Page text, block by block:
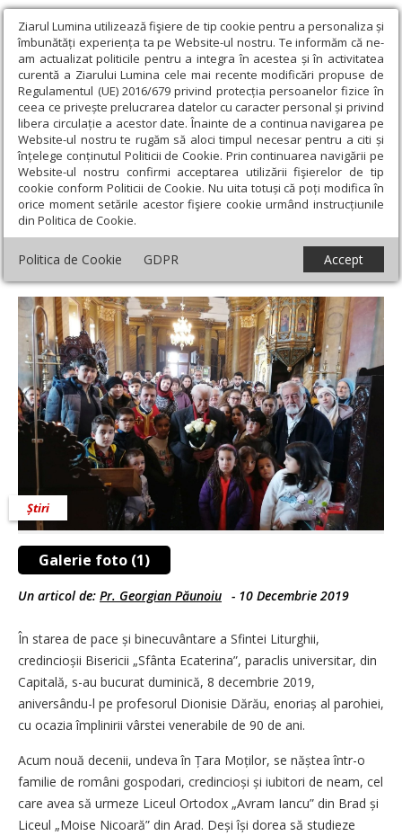
Ziarul Lumina utilizează fişiere de tip cookie pentru a personaliza și
îmbunătăți experiența ta pe Website-ul nostru. Te informăm că ne-
am actualizat politicile pentru a integra în acestea și în activitatea
curentă a Ziarului Lumina cele mai recente modificări propuse de
Regulamentul (UE) 2016/679 privind protecția persoanelor fizice în
ceea ce privește prelucrarea datelor cu caracter personal și privind
libera circulație a acestor date. Înainte de a continua navigarea pe
Website-ul nostru te rugăm să aloci timpul necesar pentru a citi și
înțelege conținutul Politicii de Cookie. Prin continuarea navigării pe
Website-ul nostru confirmi acceptarea utilizării fişierelor de tip
cookie conform Politicii de Cookie. Nu uita totuși că poți modifica în
orice moment setările acestor fişiere cookie urmând instrucțiunile
din Politica de Cookie.
Politica de Cookie GDPR Accept
Ziarul Lumina › Actualitate religioasă › Știri › Aniversarea
deținutului politic Dionisie Dărău la Biserica „Sfânta Ecaterina” din
București
Aniversarea deținutului politic Dionisie
Dărău la Biserica „Sfânta Ecaterina” din
București
Galerie foto (1)
Știri
Un articol de: Pr. Georgian Păunoiu - 10 Decembrie 2019
În starea de pace și binecuvântare a Sfintei Liturghii,
credincioșii Bisericii „Sfânta Ecaterina”, paraclis universitar, din
Capitală, s-au bucurat duminică, 8 decembrie 2019,
aniversându-l pe profesorul Dionisie Dărău, enoriaș al parohiei,
cu ocazia împlinirii vârs­tei venerabile de 90 de ani.
Acum nouă decenii, undeva în Țara Moților, se năștea într-o
familie de români gospodari, credincioși și iubitori de neam, cel
care avea să urmeze Liceul Ortodox „Avram Iancu” din Brad și
Liceul „Moise Nicoară” din Arad. Deși își dorea să studieze